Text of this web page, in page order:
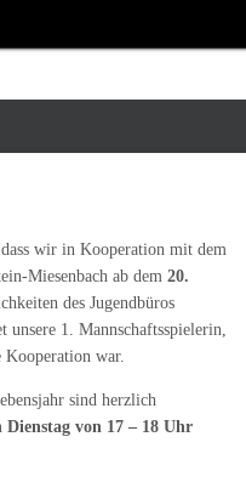
wir in Kooperation mit dem
Miesenbach ab dem 20.
des Jugendbüros
unsere 1. Mannschaftsspielerin,
war.
sind herzlich
Dienstag von 17 – 18 Uhr